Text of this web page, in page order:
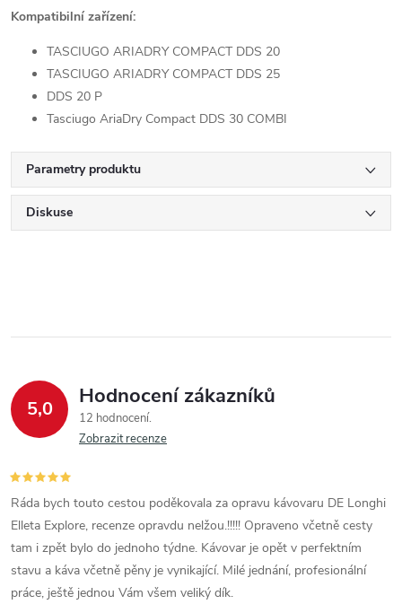
Kompatibilní zařízení:
TASCIUGO ARIADRY COMPACT DDS 20
TASCIUGO ARIADRY COMPACT DDS 25
DDS 20 P
Tasciugo AriaDry Compact DDS 30 COMBI
Parametry produktu
Diskuse
5,0 Hodnocení zákazníků
12 hodnocení
Zobrazit recenze
Ráda bych touto cestou poděkovala za opravu kávovaru DE Longhi
Elleta Explore, recenze opravdu nelžou.!!!!! Opraveno včetně cesty
tam i zpět bylo do jednoho týdne. Kávovar je opět v perfektním
stavu a káva včetně pěny je vynikající. Milé jednání, profesionální
práce, ještě jednou Vám všem veliký dík.